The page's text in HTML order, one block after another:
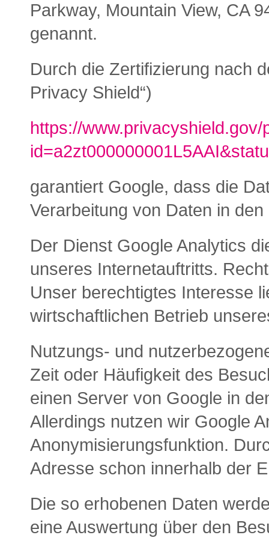
Parkway, Mountain View, CA
genannt.
Durch die Zertifizierung nach
Privacy Shield“)
https://www.privacyshield.gov/
garantiert Google, dass die
Verarbeitung von Daten in
Der Dienst Google Analytics
unseres Internetauftritts.
Unser berechtigtes Interesse
wirtschaftlichen Betrieb
Nutzungs- und
Zeit oder Häufigkeit des
einen Server von Google in
Allerdings nutzen wir Google
Anonymisierungsfunktion.
Adresse schon innerhalb der
Die so erhobenen Daten
eine Auswertung über den